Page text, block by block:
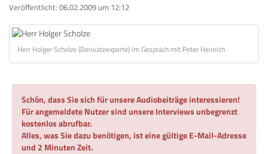
Veröffentlicht: 06.02.2009 um 12:12
Herr Holger Scholze (Derivateexperte) im Gespräch mit Peter Heinrich
Schön, dass Sie sich für unsere Audiobeiträge interessieren!
Für angemeldete Nutzer sind unsere Interviews unbegrenzt
kostenlos abrufbar.
Alles, was Sie dazu benötigen, ist eine gültige E-Mail-Adresse
und 2 Minuten Zeit.